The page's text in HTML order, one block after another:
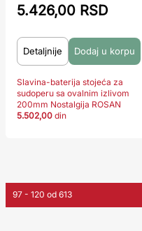
5.426,00 RSD
Detaljnije
Slavina-baterija stojeća za
sudoperu sa ovalnim izlivom
200mm Nostalgija ROSAN
5.502,00 din
97 - 120 od 613